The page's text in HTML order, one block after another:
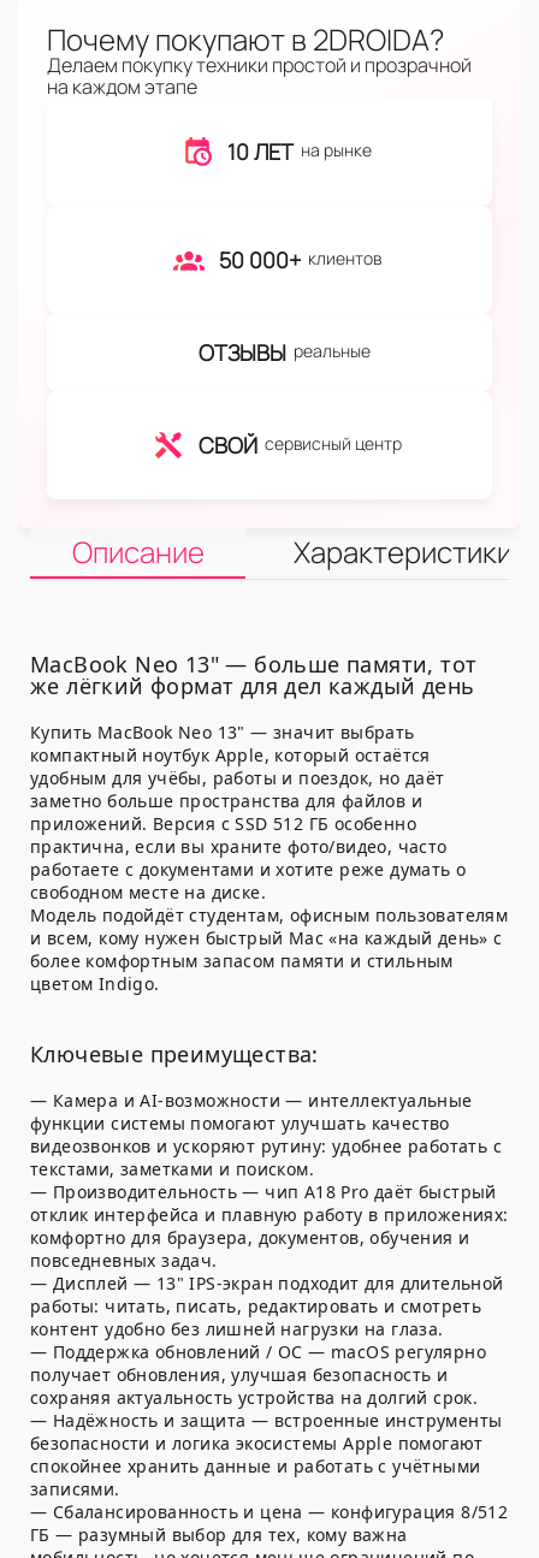
Почему покупают в 2DROIDA?
Делаем покупку техники простой и прозрачной
на каждом этапе
10 ЛЕТ на рынке
50 000+ клиентов
ОТЗЫВЫ реальные
СВОЙ сервисный центр
Описание Характеристики
MacBook Neo 13" — больше памяти, тот
же лёгкий формат для дел каждый день
Купить MacBook Neo 13" — значит выбрать
компактный ноутбук Apple, который остаётся
удобным для учёбы, работы и поездок, но даёт
заметно больше пространства для файлов и
приложений. Версия с SSD 512 ГБ особенно
практична, если вы храните фото/видео, часто
работаете с документами и хотите реже думать о
свободном месте на диске.
Модель подойдёт студентам, офисным пользователям
и всем, кому нужен быстрый Mac «на каждый день» с
более комфортным запасом памяти и стильным
цветом Indigo.
Ключевые преимущества:
— Камера и AI-возможности — интеллектуальные
функции системы помогают улучшать качество
видеозвонков и ускоряют рутину: удобнее работать с
текстами, заметками и поиском.
— Производительность — чип A18 Pro даёт быстрый
отклик интерфейса и плавную работу в приложениях:
комфортно для браузера, документов, обучения и
повседневных задач.
— Дисплей — 13" IPS-экран подходит для длительной
работы: читать, писать, редактировать и смотреть
контент удобно без лишней нагрузки на глаза.
— Поддержка обновлений / ОС — macOS регулярно
получает обновления, улучшая безопасность и
сохраняя актуальность устройства на долгий срок.
— Надёжность и защита — встроенные инструменты
безопасности и логика экосистемы Apple помогают
спокойнее хранить данные и работать с учётными
записями.
— Сбалансированность и цена — конфигурация 8/512
ГБ — разумный выбор для тех, кому важна